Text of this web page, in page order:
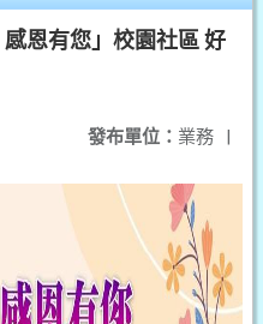
感恩有您」校園社區 好
發布單位： 業務 |